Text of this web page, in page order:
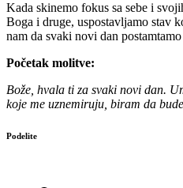
Kada skinemo fokus sa sebe i
Boga i druge, uspostavljamo stav
nam da svaki novi dan
Početak molitve:
Bože, hvala ti za svaki novi dan.
koje me uznemiruju, biram da
Podelite